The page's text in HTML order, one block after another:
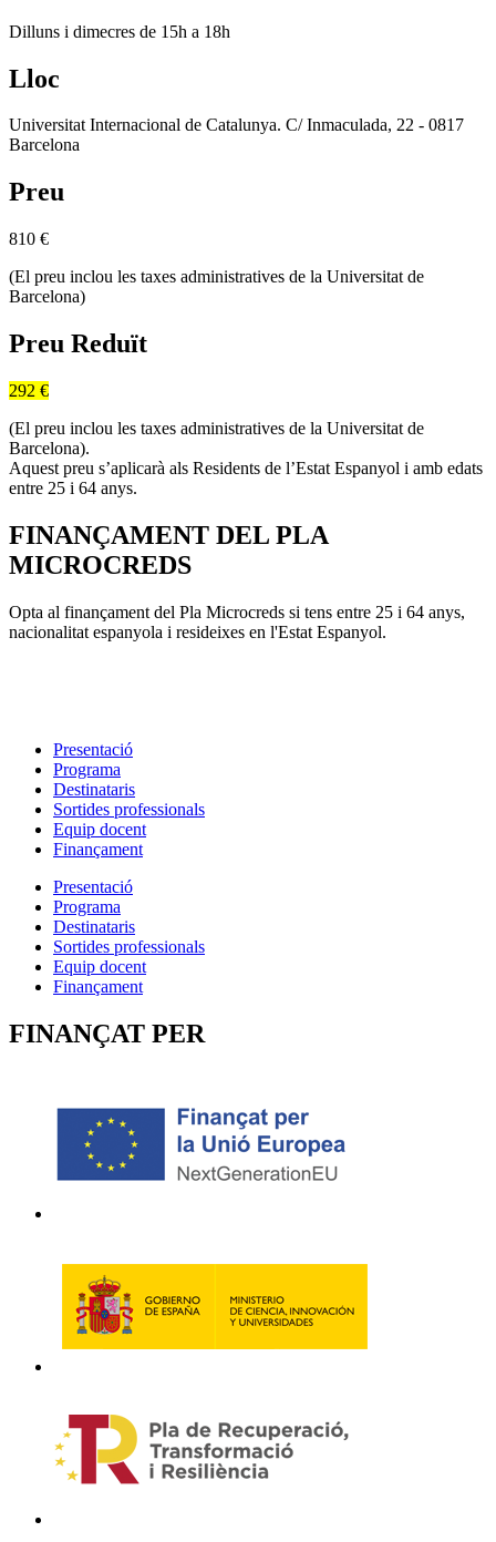
Dilluns i dimecres de 15h a 18h
Lloc
Universitat Internacional de Catalunya. C/ Inmaculada, 22 - 0817
Barcelona
Preu
810 €
(El preu inclou les taxes administratives de la Universitat de
Barcelona)
Preu Reduït
292 €
(El preu inclou les taxes administratives de la Universitat de
Barcelona).
Aquest preu s’aplicarà als Residents de l’Estat Espanyol i amb edats
entre 25 i 64 anys.
FINANÇAMENT DEL PLA
MICROCREDS
Opta al finançament del Pla Microcreds si tens entre 25 i 64 anys,
nacionalitat espanyola i resideixes en l'Estat Espanyol.
Presentació
Programa
Destinataris
Sortides professionals
Equip docent
Finançament
Presentació
Programa
Destinataris
Sortides professionals
Equip docent
Finançament
FINANÇAT PER